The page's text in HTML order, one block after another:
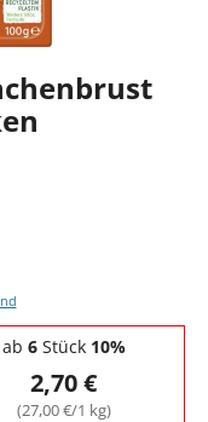
ab 6Stück 10%
2,70 €
(27,00 €/1 kg)